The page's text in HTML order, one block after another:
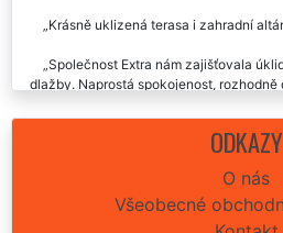
Krásně uklizená terasa i zahradní
Společnost Extra nám zajišťovala
dlažby. Naprostá spokojenost, rozhodně
ODKAZY
O nás
Všeobecné